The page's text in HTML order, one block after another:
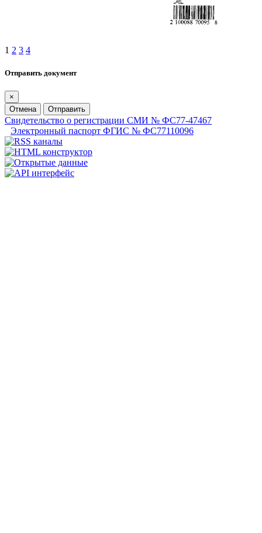
1 2 3 4
Отправить документ
×
Отмена
Отправить
Свидетельство о регистрации СМИ № ФС77-47467
Электронный паспорт ФГИС № ФС77110096